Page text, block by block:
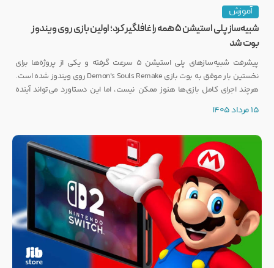
آموزش
شبیه‌ساز پلی استیشن ۵ همه را غافلگیر کرد؛ اولین بازی روی ویندوز
بوت شد
پیشرفت شبیه‌سازهای پلی استیشن ۵ سرعت گرفته و یکی از پروژه‌ها برای
نخستین بار موفق به بوت بازی Demon's Souls Remake روی ویندوز شده است.
هرچند اجرای کامل بازی‌ها هنوز ممکن نیست، اما این دستاورد می‌تواند آینده
15 مرداد 1405